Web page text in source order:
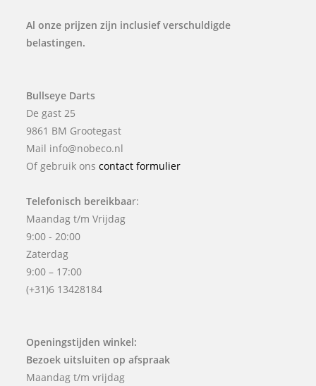
Al onze prijzen zijn inclusief verschuldigde
belastingen.
Bullseye Darts
De gast 25
9861 BM Grootegast
Mail info@nobeco.nl
Of gebruik onscontact formulier
Telefonisch bereikbaar:
Maandag t/m Vrijdag
9:00 - 20:00
Zaterdag
9:00 – 17:00
(+31)6 13428184
Openingstijden winkel:
Bezoek uitsluiten op afspraak
Maandag t/m vrijdag